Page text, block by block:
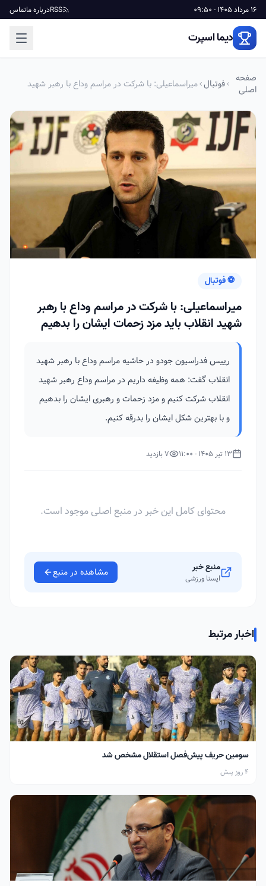
16 مرداد 1405 - 09:50 RSSدرباره ماتماس
دیما اسپرت
صفحه
اصلی
فوتبال میراسماعیلی: با شرکت در مراسم وداع با رهبر شهید
⚽ فوتبال
میراسماعیلی: با شرکت در مراسم وداع با رهبر
شهید انقلاب باید مزد زحمات ایشان را بدهیم
رییس فدراسیون جودو در حاشیه مراسم وداع با رهبر شهید
انقلاب گفت: همه وظیفه داریم در مراسم وداع رهبر شهید
انقلاب شرکت کنیم و مزد زحمات و رهبری ایشان را بدهیم
و با بهترین شکل ایشان را بدرقه کنیم.
13 تیر 1405 - 11:00 7 بازدید
محتوای کامل این خبر در منبع اصلی موجود است.
منبع خبر
ایسنا ورزشی مشاهده در منبع
اخبار مرتبط
سومین حریف پیش‌فصل استقلال مشخص شد
4 روز پیش